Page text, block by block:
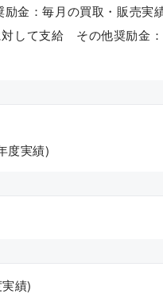
金：毎月の買取・販売実
して支給 その他奨励金
度実績)
績)